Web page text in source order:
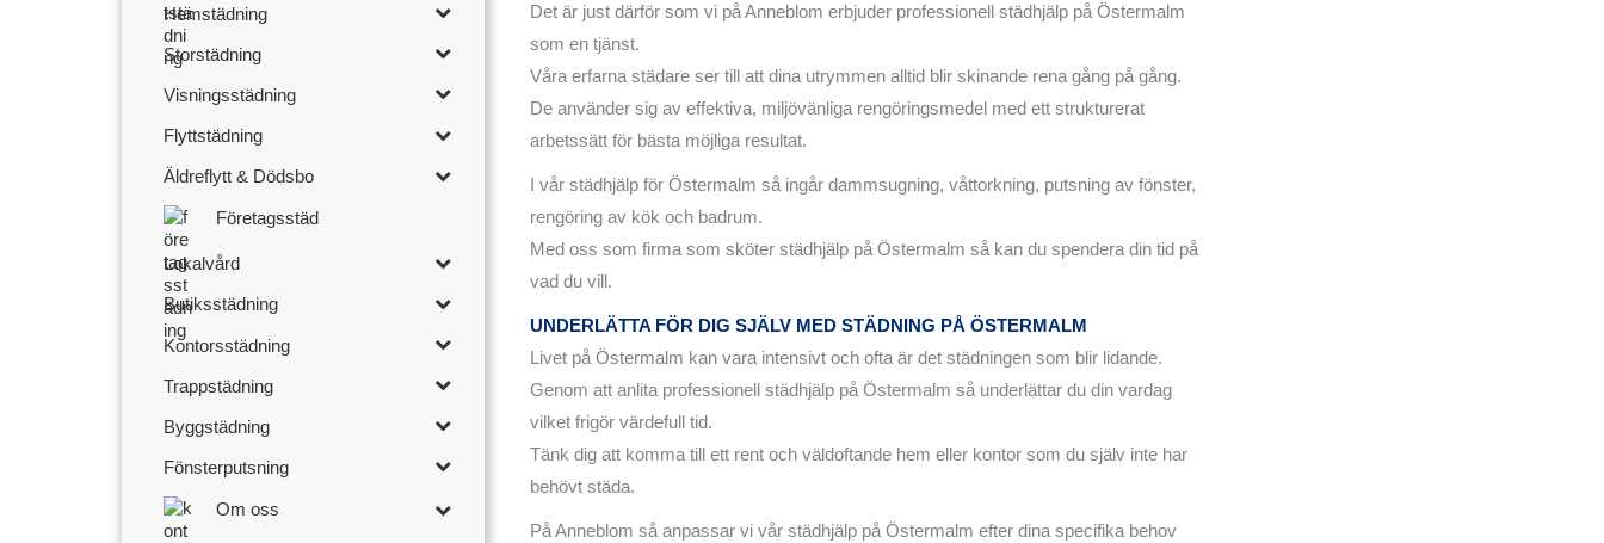
Hemstädning
Storstädning
Visningsstädning
Flyttstädning
Äldreflytt & Dödsbo
Företagsstäd
Lokalvård
Butiksstädning
Kontorsstädning
Trappstädning
Byggstädning
Fönsterputsning
Om oss
Det är just därför som vi på Anneblom erbjuder professionell städhjälp på Östermalm
som en tjänst.
Våra erfarna städare ser till att dina utrymmen alltid blir skinande rena gång på gång.
De använder sig av effektiva, miljövänliga rengöringsmedel med ett strukturerat
arbetssätt för bästa möjliga resultat.
I vår städhjälp för Östermalm så ingår dammsugning, våttorkning, putsning av fönster,
rengöring av kök och badrum.
Med oss som firma som sköter städhjälp på Östermalm så kan du spendera din tid på
vad du vill.
UNDERLÄTTA FÖR DIG SJÄLV MED STÄDNING PÅ ÖSTERMALM
Livet på Östermalm kan vara intensivt och ofta är det städningen som blir lidande.
Genom att anlita professionell städhjälp på Östermalm så underlättar du din vardag
vilket frigör värdefull tid.
Tänk dig att komma till ett rent och väldoftande hem eller kontor som du själv inte har
behövt städa.
På Anneblom så anpassar vi vår städhjälp på Östermalm efter dina specifika behov